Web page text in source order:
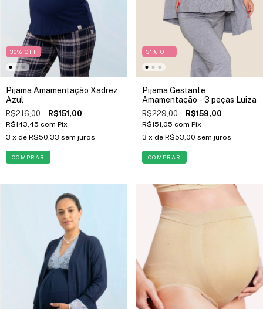
30% OFF
Pijama Amamentação Xadrez
Azul
R$216,00 R$151,00
R$143,45 com Pix
3 x de R$50,33 sem juros
COMPRAR
31% OFF
Pijama Gestante
Amamentação - 3 peças Luiza
R$229,00 R$159,00
R$151,05 com Pix
3 x de R$53,00 sem juros
COMPRAR